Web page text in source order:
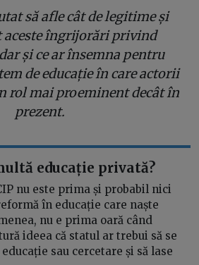
să afle cât de legitime și
aceste îngrijorări privind
și ce ar însemna pentru
de educație în care actorii
rol mai proeminent decât în
prezent.
educație privată?
nu este prima și probabil nici
în educație care naște
nu e prima oară când
ideea că statul ar trebui să se
sau cercetare și să lase